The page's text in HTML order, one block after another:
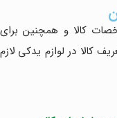
کالا و همچنین برای
کالا در لوازم یدکی لازم